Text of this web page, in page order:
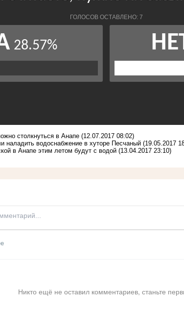
столкнуться в Анапе (12.07.2017 08:02)
наладить водоснабжение в хуторе Песчаный (19.05.2017
в Анапе этим летом будут с водой (13.04.2017 23:10)
Никто ещё не оставил комментариев, станьте